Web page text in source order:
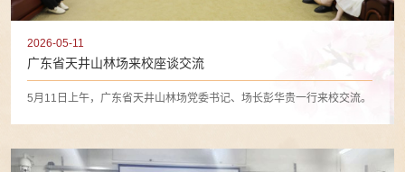
2026-05-11
广东省天井山林场来校座谈交流
5月11日上午，广东省天井山林场党委书记、场长彭华贵一行来校交流。